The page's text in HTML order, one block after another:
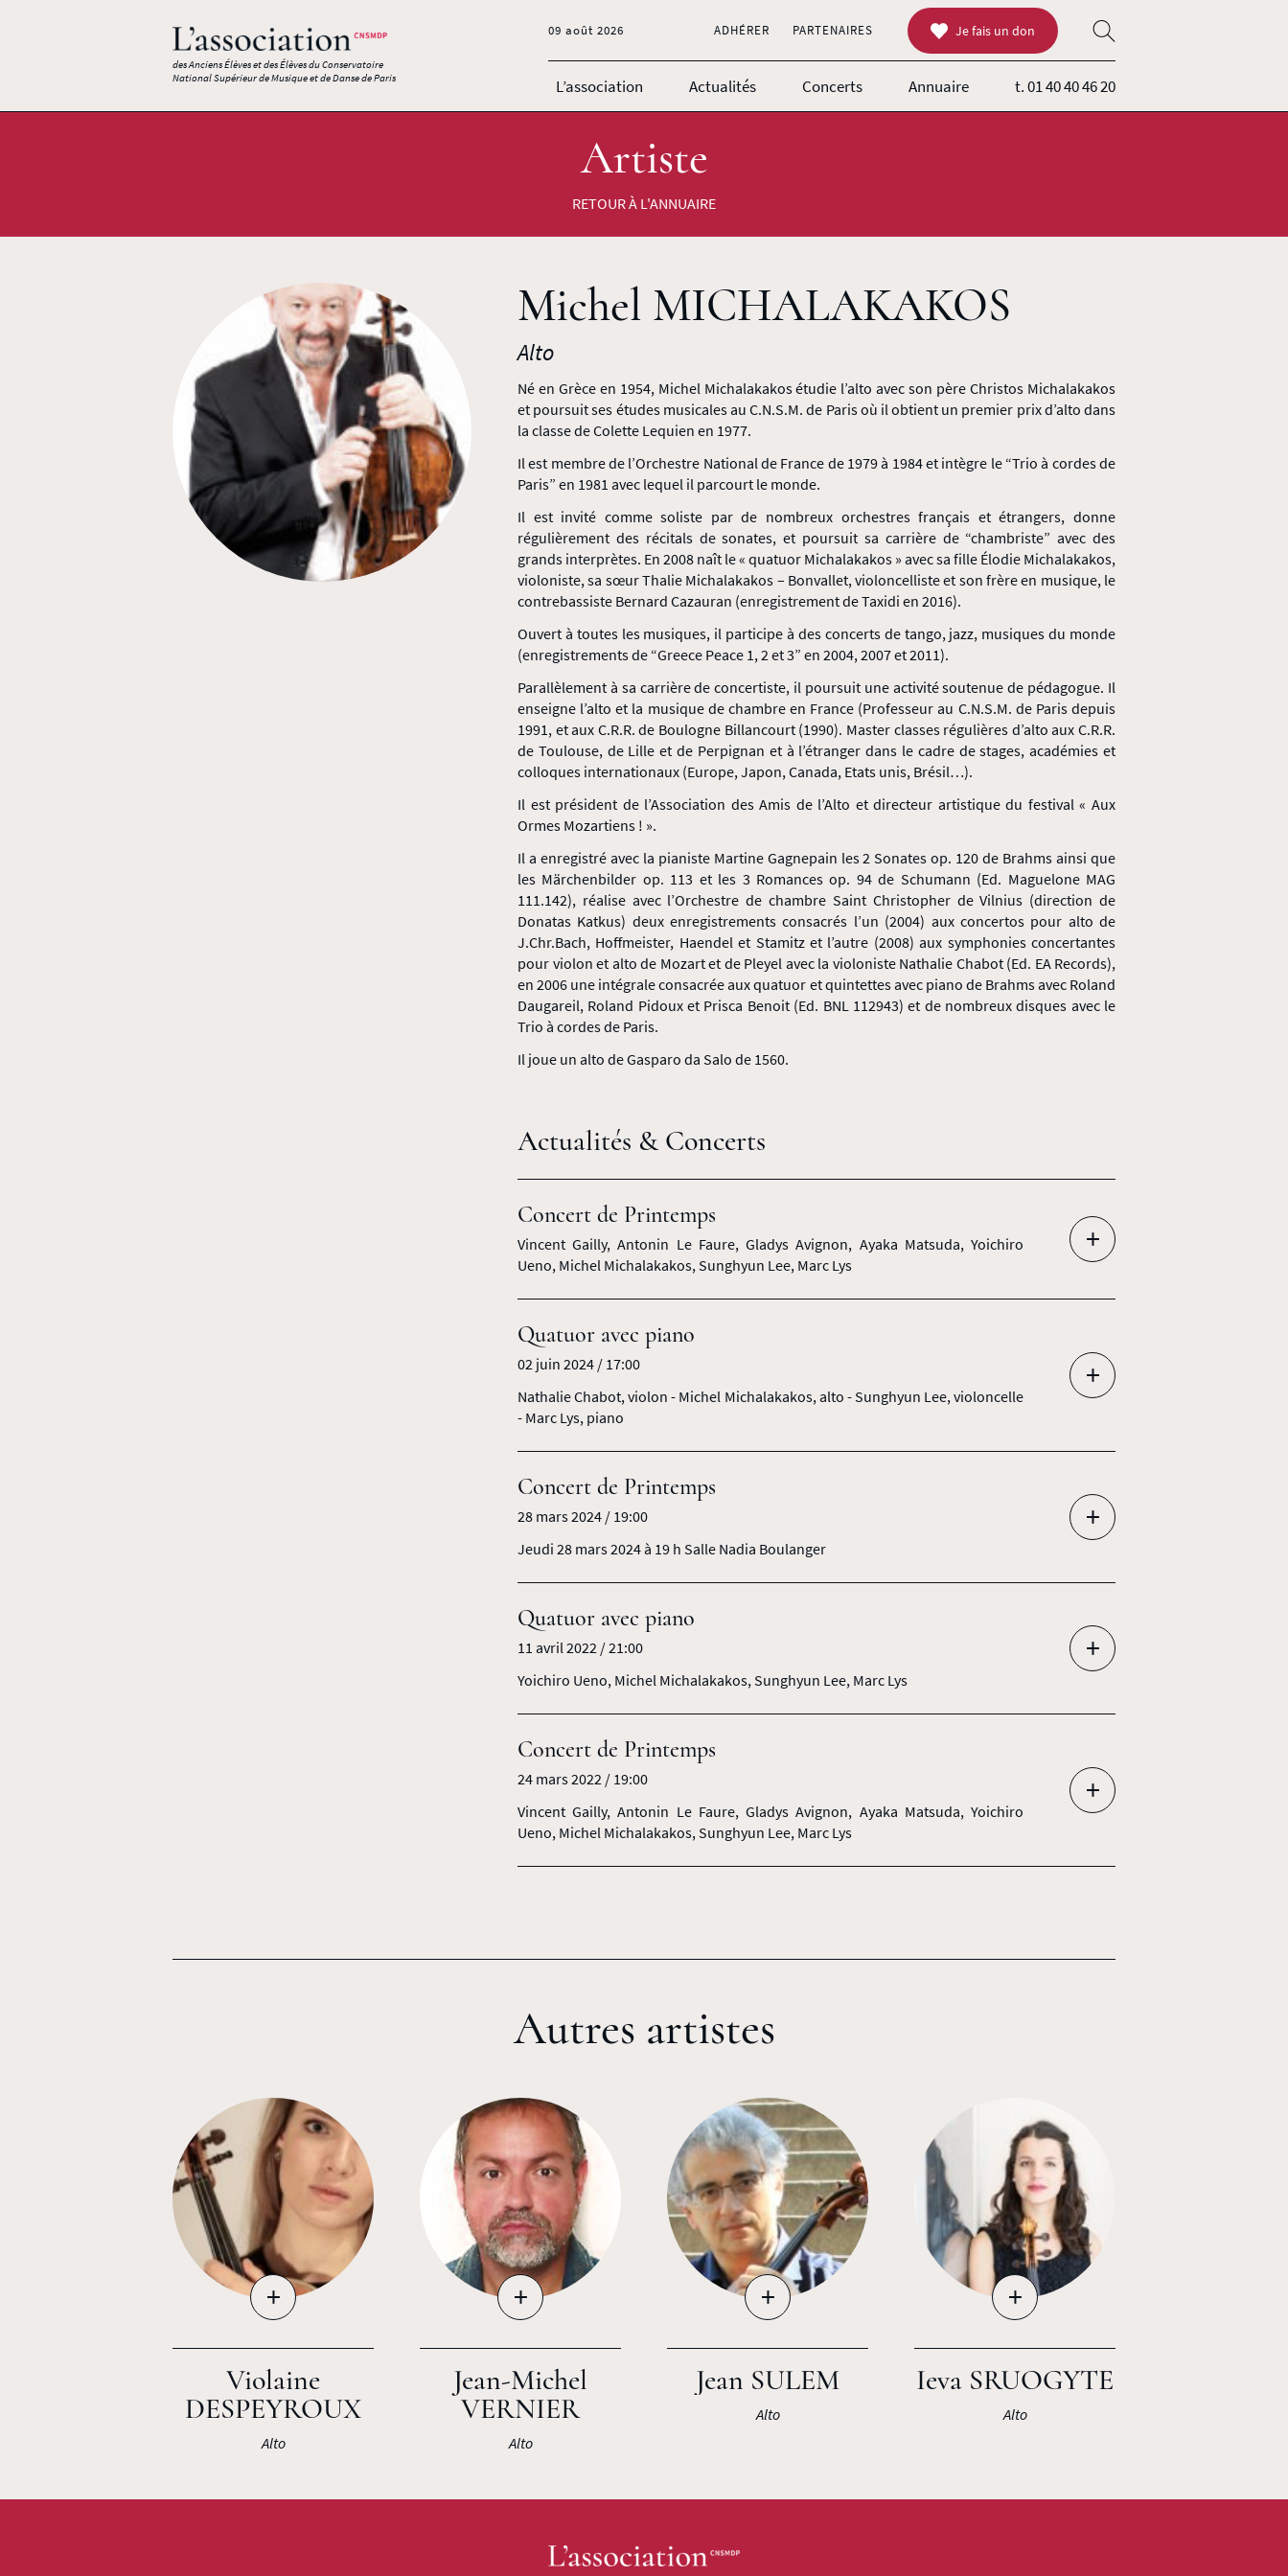
des Anciens Élèves et des Élèves du Conservatoire
National Supérieur de Musique et de Danse de Paris
L’association Actualités Concerts Annuaire t. 01 40 40 46 20
09 août 2026 ADHÉRER PARTENAIRES Je fais un don
Artiste
RETOUR À L'ANNUAIRE
Michel MICHALAKAKOS
Alto
Né en Grèce en 1954, Michel Michalakakos étudie l’alto avec son père Christos Michalakakos
et poursuit ses études musicales au C.N.S.M. de Paris où il obtient un premier prix d’alto dans
la classe de Colette Lequien en 1977.
Il est membre de l’Orchestre National de France de 1979 à 1984 et intègre le “Trio à cordes de
Paris” en 1981 avec lequel il parcourt le monde.
Il est invité comme soliste par de nombreux orchestres français et étrangers, donne
régulièrement des récitals de sonates, et poursuit sa carrière de “chambriste” avec des
grands interprètes. En 2008 naît le « quatuor Michalakakos » avec sa fille Élodie Michalakakos,
violoniste, sa sœur Thalie Michalakakos – Bonvallet, violoncelliste et son frère en musique, le
contrebassiste Bernard Cazauran (enregistrement de Taxidi en 2016).
Ouvert à toutes les musiques, il participe à des concerts de tango, jazz, musiques du monde
(enregistrements de “Greece Peace 1, 2 et 3” en 2004, 2007 et 2011).
Parallèlement à sa carrière de concertiste, il poursuit une activité soutenue de pédagogue. Il
enseigne l’alto et la musique de chambre en France (Professeur au C.N.S.M. de Paris depuis
1991, et aux C.R.R. de Boulogne Billancourt (1990). Master classes régulières d’alto aux C.R.R.
de Toulouse, de Lille et de Perpignan et à l’étranger dans le cadre de stages, académies et
colloques internationaux (Europe, Japon, Canada, Etats unis, Brésil…).
Il est président de l’Association des Amis de l’Alto et directeur artistique du festival « Aux
Ormes Mozartiens ! ».
Il a enregistré avec la pianiste Martine Gagnepain les 2 Sonates op. 120 de Brahms ainsi que
les Märchenbilder op. 113 et les 3 Romances op. 94 de Schumann (Ed. Maguelone MAG
111.142), réalise avec l’Orchestre de chambre Saint Christopher de Vilnius (direction de
Donatas Katkus) deux enregistrements consacrés l’un (2004) aux concertos pour alto de
J.Chr.Bach, Hoffmeister, Haendel et Stamitz et l’autre (2008) aux symphonies concertantes
pour violon et alto de Mozart et de Pleyel avec la violoniste Nathalie Chabot (Ed. EA Records),
en 2006 une intégrale consacrée aux quatuor et quintettes avec piano de Brahms avec Roland
Daugareil, Roland Pidoux et Prisca Benoit (Ed. BNL 112943) et de nombreux disques avec le
Trio à cordes de Paris.
Il joue un alto de Gasparo da Salo de 1560.
Actualités & Concerts
Concert de Printemps
Vincent Gailly, Antonin Le Faure, Gladys Avignon, Ayaka Matsuda, Yoichiro
Ueno, Michel Michalakakos, Sunghyun Lee, Marc Lys
+
Quatuor avec piano
02 juin 2024 / 17:00
Nathalie Chabot, violon - Michel Michalakakos, alto - Sunghyun Lee, violoncelle
- Marc Lys, piano
+
Concert de Printemps
28 mars 2024 / 19:00
Jeudi 28 mars 2024 à 19 h Salle Nadia Boulanger
+
Quatuor avec piano
11 avril 2022 / 21:00
Yoichiro Ueno, Michel Michalakakos, Sunghyun Lee, Marc Lys
+
Concert de Printemps
24 mars 2022 / 19:00
Vincent Gailly, Antonin Le Faure, Gladys Avignon, Ayaka Matsuda, Yoichiro
Ueno, Michel Michalakakos, Sunghyun Lee, Marc Lys
+
Autres artistes
+
Violaine
DESPEYROUX
Alto
+
Jean-Michel
VERNIER
Alto
+
Jean SULEM
Alto
+
Ieva SRUOGYTE
Alto